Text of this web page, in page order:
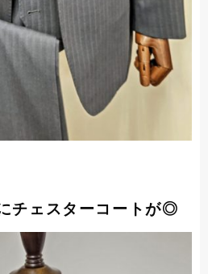
チェスターコートが◎